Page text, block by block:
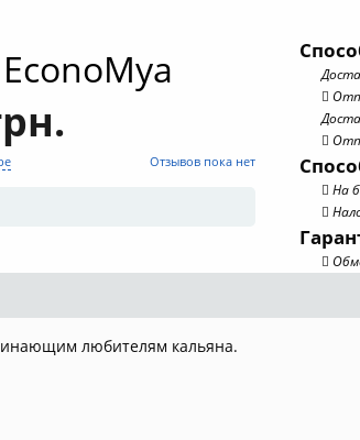
Отзывов пока нет
На
любителям кальяна.